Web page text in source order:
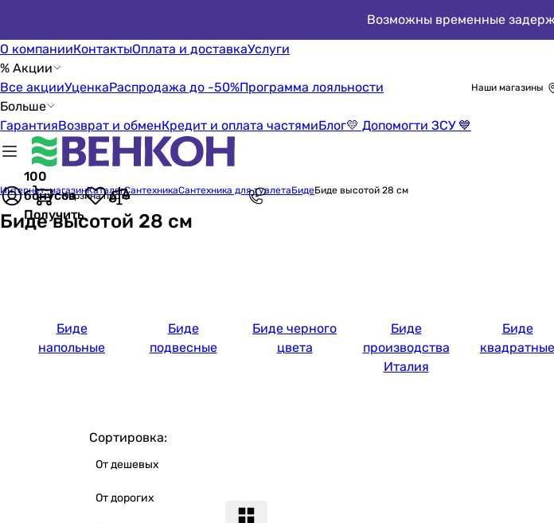
Возможны временные
О компанииКонтактыОплата и доставкаУслуги
% Акции
Все акцииУценкаРаспродажа до -50%Программа лояльности
Больше
ГарантияВозврат и обменКредит и оплата частямиБлог💛 Допомогти ЗСУ 💙
Наши магазины
100
бонусов
Получить
Корзина пуста
Интернет-магазинКаталогСантехникаСантехника для туалетаБидеБиде высотой 28 см
Биде высотой 28 см
Биде
напольные
Биде
подвесные
Биде черного
цвета
Биде
производства
Италия
Биде
квадратные
Сортировка:
От дешевых
От дорогих